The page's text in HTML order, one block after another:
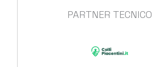
PARTNER TECNICO